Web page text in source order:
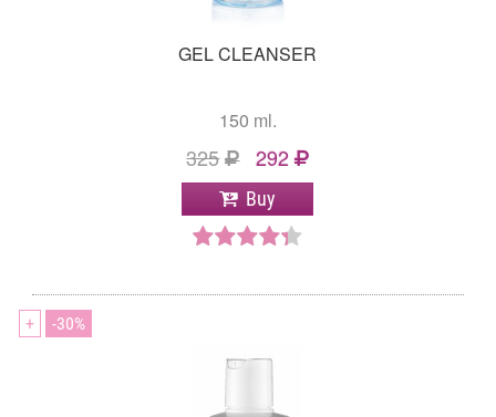
GEL CLEANSER
150 ml.
325 292
Buy
+ 30